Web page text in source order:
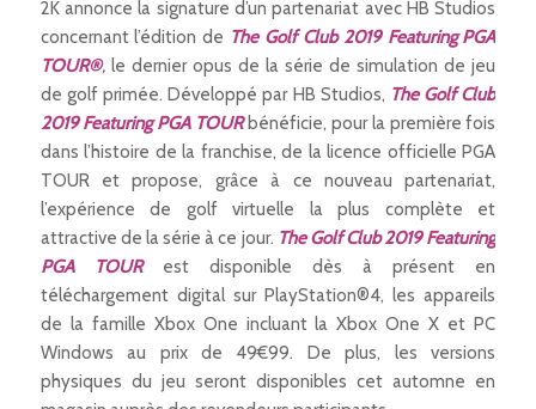
2K annonce la signature d’un partenariat avec HB Studios
concernant l’édition de The Golf Club 2019 Featuring PGA
TOUR®, le dernier opus de la série de simulation de jeu
de golf primée. Développé par HB Studios, The Golf Club
2019 Featuring PGA TOUR bénéficie, pour la première fois
dans l’histoire de la franchise, de la licence officielle PGA
TOUR et propose, grâce à ce nouveau partenariat,
l’expérience de golf virtuelle la plus complète et
attractive de la série à ce jour. The Golf Club 2019 Featuring
PGA TOURest disponible dès à présent en
téléchargement digital sur PlayStation®4, les appareils
de la famille Xbox One incluant la Xbox One X et PC
Windows au prix de 49€99. De plus, les versions
physiques du jeu seront disponibles cet automne en